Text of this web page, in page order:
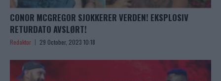
CONOR MCGREGOR SJOKKERER VERDEN! EKSPLOSIV
RETURDATO AVSLØRT!
Redaktor 29 October, 2023 10:18